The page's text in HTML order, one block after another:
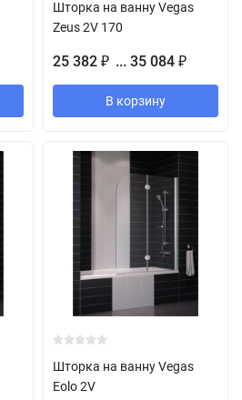
Шторка на ванну Vegas
Zeus 2V 170
25 382 ₽ ... 35 084 ₽
В корзину
Шторка на ванну Vegas
Eolo 2V